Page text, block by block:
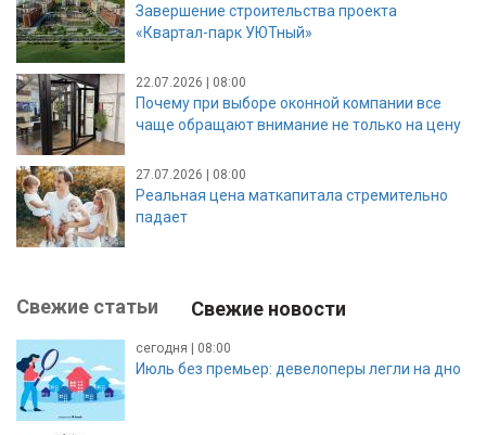
Завершение строительства проекта
«Квартал-парк УЮТный»
22.07.2026 | 08:00
Почему при выборе оконной компании все
чаще обращают внимание не только на цену
27.07.2026 | 08:00
Реальная цена маткапитала стремительно
падает
Свежие статьи Свежие новости
сегодня | 08:00
Июль без премьер: девелоперы легли на дно